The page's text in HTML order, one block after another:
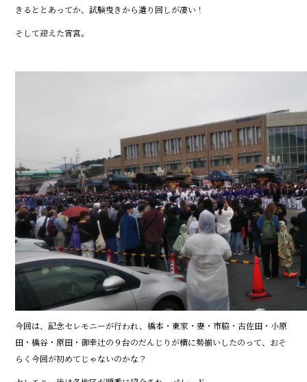
きるととあってか、試験曳きから遣り回しが凄い！
そして迎えた宵宮。
今回は、記念セレモニーが行われ、橋本・東家・妻・市脇・古佐田・小原
田・橋谷・原田・御幸辻の９台のだんじりが横に勢揃いしたのって、おそ
らく今回が初めてじゃないのかな？